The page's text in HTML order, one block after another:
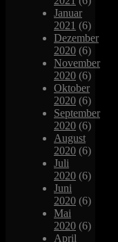
Januar
2021 (6)
Dezember
2020 (6)
November
2020 (6)
Oktober
2020 (6)
September
2020 (6)
August
2020 (6)
Juli
2020 (6)
Juni
2020 (6)
Mai
2020 (6)
April